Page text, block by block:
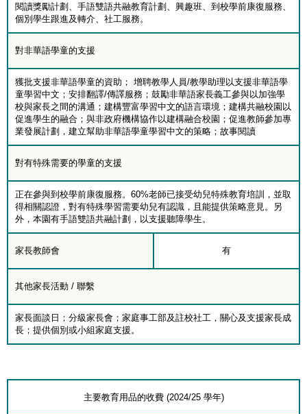
閱讀獎勵計劃、手語雙語共融教育計劃、興趣班、到校學前康復服務、
個別學生跟進及轉介、社工服務。
對非華語學童的支援
獲批支援非華語學童的資助； 增聘教學人員/教學助理以支援非華語學
童學習中文；安排翻譯/傳譯服務；鼓勵非華語家長義工參與以加強學
校與家長之間的溝通；建構豐富學習中文的語言環境；建構共融校園以
促進學生的融合；與非政府機構協作以建構融合校園；促進教師參加專
業發展計劃，建立幫助非華語學童學習中文的策略；故事閱讀
對有特殊需要的學童的支援
正在參與到校學前康復服務。60%老師已接受幼兒特殊教育培訓，並取
得相關認證，對有特殊學習需要幼兒有認識，且能提供策略意見。另
外，本園有手語雙語共融計劃，以支援聽障學生。
家長教師會 有
其他家長活動 / 聯繫
家長面談日；分級家長會；家庭事工部及註校社工，關心及支援家長成
長；提供個別或小組家庭支援。
主要教育用品的收費 (2024/25 學年)